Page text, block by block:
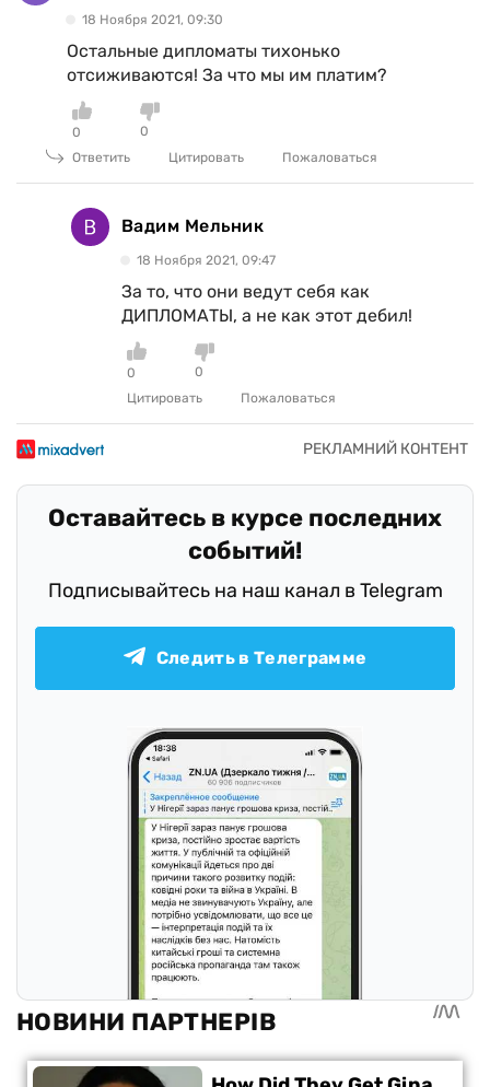
18 Ноября 2021, 09:30
Остальные дипломаты тихонько
отсиживаются! За что мы им платим?
0
0
Ответить
Цитировать Пожаловаться
Вадим Мельник
18 Ноября 2021, 09:47
За то, что они ведут себя как
ДИПЛОМАТЫ, а не как этот дебил!
0
0
Цитировать
Пожаловаться
Оставайтесь в курсе последних
событий!
Подписывайтесь на наш канал в Telegram
Следить в Телеграмме